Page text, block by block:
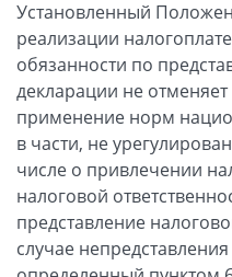
Установленный
реализации
обязанности по
декларации не
применение норм
в части, не
числе о привлечении
налоговой
представление
случае